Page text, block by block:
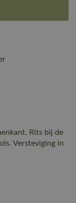
Rits bij de
Versteviging in